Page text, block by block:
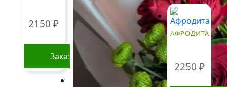
2150 ₽
Заказать
АФРОДИТА
2250 ₽